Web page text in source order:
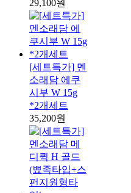
29,100원
[세트특가] 멘
소래담 에쿠
시부 W 15g
*2개세트
35,200원